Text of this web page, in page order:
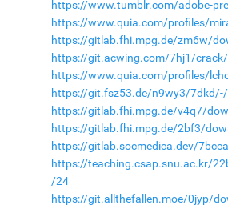
https://www.tumblr.com/adobe-
https://www.quia.com/profiles/
https://gitlab.fhi.mpg.de/zm6w/
https://git.acwing.com/7hj1/
https://www.quia.com/profiles/
https://git.fsz53.de/n9wy3/
https://gitlab.fhi.mpg.de/v4q7/
https://gitlab.fhi.mpg.de/2bf3/
https://gitlab.socmedica.dev/
https://teaching.csap.snu.ac.kr/
/24
https://git.allthefallen.moe/0jyp/